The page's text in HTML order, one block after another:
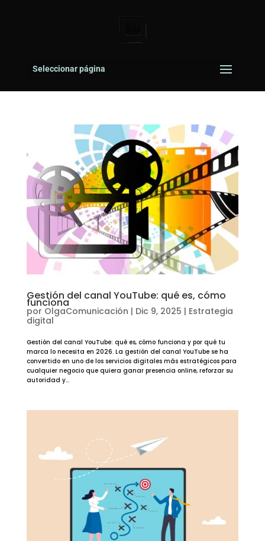
Seleccionar página
Gestión del canal YouTube: qué es, cómo
funciona
por OlgaComunicación | Dic 9, 2025 | Estrategia
digital
Gestión del canal YouTube: qué es, cómo funciona y por qué tu
marca lo necesita en 2026. La gestión del canal YouTube se ha
convertido en uno de los servicios digitales más estratégicos para
cualquier negocio que quiera ganar presencia online, reforzar su
autoridad y...